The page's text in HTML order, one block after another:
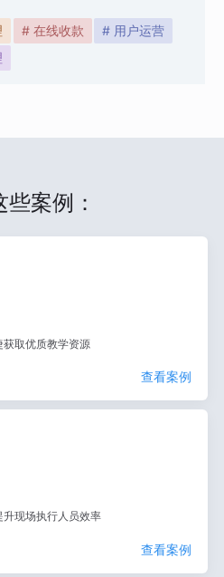
# 在线收款
# 用户运营
案例：
取优质教学资源
查看案例
现场执行人员效率
查看案例